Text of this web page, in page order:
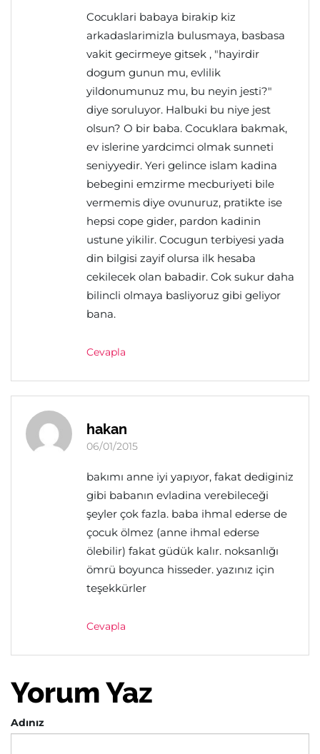
Cocuklari babaya birakip kiz
arkadaslarimizla bulusmaya, basbasa
vakit gecirmeye gitsek , "hayirdir
dogum gunun mu, evlilik
yildonumunuz mu, bu neyin jesti?"
diye soruluyor. Halbuki bu niye jest
olsun? O bir baba. Cocuklara bakmak,
ev islerine yardcimci olmak sunneti
seniyyedir. Yeri gelince islam kadina
bebegini emzirme mecburiyeti bile
vermemis diye ovunuruz, pratikte ise
hepsi cope gider, pardon kadinin
ustune yikilir. Cocugun terbiyesi yada
din bilgisi zayif olursa ilk hesaba
cekilecek olan babadir. Cok sukur daha
bilincli olmaya basliyoruz gibi geliyor
bana.
Cevapla
hakan
06/01/2015
bakımı anne iyi yapıyor, fakat dediginiz
gibi babanın evladina verebileceği
şeyler çok fazla. baba ihmal ederse de
çocuk ölmez (anne ihmal ederse
ölebilir) fakat güdük kalır. noksanlığı
ömrü boyunca hisseder. yazınız için
teşekkürler
Cevapla
Yorum Yaz
Adınız